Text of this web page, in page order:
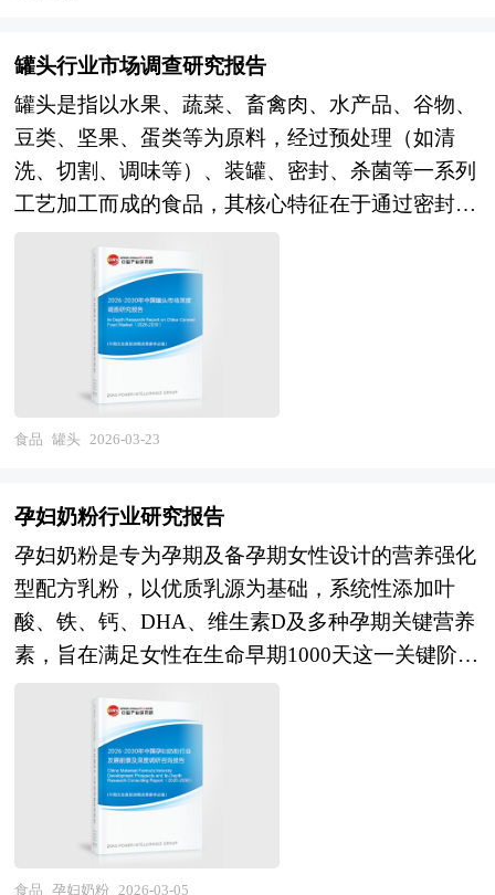
异化定位分割细分市场；代工模式成熟，但品牌溢
价与渠道控制力成为竞争关键。未来，冰淇淋行业
将呈现健康化场景化与可持续的深刻变革。在产品
创新方向，清洁标签（Clean Label）与透明配方成
为标配，原料溯源与品质可视化；功能性强化，助
眠、减压、美容、运动营养等细分功能与冰淇淋结
合；个性化定制与DIY体验（家用冰淇淋机、原料
包）满足家庭场景；酒精冰淇淋、咖啡冰淇淋等成
人化、社交化产品拓展消费时空。在消费场景拓展
方向，从夏季消暑向四季休闲转型，冬季暖饮冰淇
淋、火锅搭配等场景培育；早餐、下午茶、夜宵等
时段渗透；B端餐饮渠道（酒店、餐厅、咖啡厅）
业态发展。在渠道与营销方向，DTC模式与私域运
营深化，会员体系与订阅服务探索；内容营销与情
绪价值挖掘，治愈系、怀旧系、国潮系文化叙事；
元宇宙与虚拟体验探索，数字藏品与虚拟口味创
新。在绿色可持续方向，可降解包装、减塑行动、
环境足迹；余料利用与循环经济模式。在产业组织
方向，头部品牌全球化布局与并购整合；细分赛道
专业化品牌崛起；供应链数字化与柔性生产，小批
量多口味快速响应；冷链基础设施下沉与成本优
化。 本研究咨询报告由中研普华咨询公司领衔撰
写，在大量周密的市场调研基础上，主要依据了国
级与创新发展的新阶段。从市场前景看，中等收入
群体扩容与消费理性化推动品质与性价比兼顾的品
牌成长，县域经济与下沉市场激活打开增量空间，
预制菜、即食食品、功能性饮料等新品类满足快节
奏生活需求，国潮文化崛起与本土原料价值挖掘创
化与价值创造超越规模扩张。产业格局层面，具备
研发创新能力、供应链掌控力、数字化运营能力及
可持续发展实践的头部企业集团将通过并购重组与
生态合作进一步壮大，行业集中度加速提升，新锐
品牌在细分赛道通过差异化定位实现突围，跨界融
合（科技、医药、文化、农业）催生新型食品饮料
公司领衔撰写，在大量周密的市场调研基础上，主
要依据了国家统计局、国家商务部、国家发改委、
国家经济信息中心、国务院发展研究中心、国家海
关总署、全国商业信息中心、中国经济景气监测中
心、中国行业研究网、全国及海外相关报刊杂志的
基础信息以及食品饮料行业研究单位等公布和提供
的大量资料。报告对我国食品饮料行业的供需状
况、发展现状、子行业发展变化等进行了分析，重
点分析了国内外食品饮料行业的发展现状、如何面
对行业的发展挑战、行业的发展建议、行业竞争
力，以及行业的投资分析和趋势预测等等。报告还
菌在发酵过程中有效分解了乳糖，绝大多数奶酪产
乳品替代选择。 根据加工方式与成熟程度的不
同，奶酪可分为天然奶酪与再制奶酪两大类：前者
为直接由乳凝固并经自然熟成所得，保留了更多活
性成分与风味层次；后者则以天然奶酪为基料，经
加热融化并添加乳化盐、调味剂等辅料再加工而
成，具有更稳定的质地与更长的保质期。奶酪的物
理状态多样，可呈柔软的糊状、细腻的半固体或坚
硬的块状，风味从清淡纯乳香到浓烈复杂甚至带有
霉菌特有气息不等，这些差异主要取决于原料乳种
类、菌种选择、盐分控制、湿度环境及熟成时间等
多重因素的综合作用。 奶酪行业研究报告主要分
境、市场分析（市场规模、市场结构、市场特点
等）、竞争分析（行业集中度、竞争格局、竞争组
群、竞争因素等）、产品价格分析、用户分析、替
代品和互补品分析、行业主导驱动因素、行业渠道
分析、行业赢利能力、行业成长性、行业偿债能
业分析、区域市场分析、行业风险分析、行业发展
前景预测及相关的经营、投资建议等。报告研究框
架全面、严谨，分析内容客观、公正、系统，真实
准确地反映了我国奶酪行业的市场发展现状和未来
发展趋势。 本研究咨询报告由中研普华咨询公司
领衔撰写，在大量周密的市场调研基础上，主要依
罐头行业市场调查研究报告
罐头是指以水果、蔬菜、畜禽肉、水产品、谷物、
豆类、坚果、蛋类等为原料，经过预处理（如清
洗、切割、调味等）、装罐、密封、杀菌等一系列
工艺加工而成的食品，其核心特征在于通过密封与
长期保存而不会腐败变质的目的。这一加工过程首
先将食品装入金属罐、玻璃瓶、半刚性容器或软包
装（如铝箔袋）中，随后进行严格的密封，确保食
品与外界环境完全隔绝，防止微生物侵入；紧接着
通过高温加热或其他热力杀菌方式，杀灭罐内可能
存在的致病菌、腐败菌及其芽孢，使产品达到商业
致病性微生物。 正是这一“密封+杀菌”的双重保障
机制，使得罐头食品无需依赖防腐剂即可拥有长达
一年甚至数年的保质期，同时在很大程度上保留了
原料的营养成分、风味和质地。与公众常见的误解
不同，罐头的保鲜并非依靠真空或添加防腐剂实
现，而是基于科学的罐藏工艺，其本质是一种物理
性的保藏方法。此外，罐头容器本身也需具备无
毒、耐腐蚀、密封性好、便于运输和适合工业化生
产等特性，以确保食品安全与流通稳定性。 本研
究咨询报告由中研普华咨询公司领衔撰写，在大量
周密的市场调研基础上，主要依据了国家统计局、
国家商务部、国家发改委、国家经济信息中心、国
食品 罐头 2026-03-23
孕妇奶粉行业研究报告
孕妇奶粉是专为孕期及备孕期女性设计的营养强化
型配方乳粉，以优质乳源为基础，系统性添加叶
酸、铁、钙、DHA、维生素D及多种孕期关键营养
素，旨在满足女性在生命早期1000天这一关键阶段
领域的深入发展，孕妇奶粉已从传统的营养补充角
色，逐步升级为支持优生优育的科学化膳食干预工
具。 当前，我国孕产妇健康管理正加速向个性
化、数据驱动模式转型，国家卫健委发布的《母婴
安全行动提升计划（2025-2027年）》明确提出要
加强孕期营养指导，推动营养筛查与干预纳入常规
食品 孕妇奶粉 2026-03-05